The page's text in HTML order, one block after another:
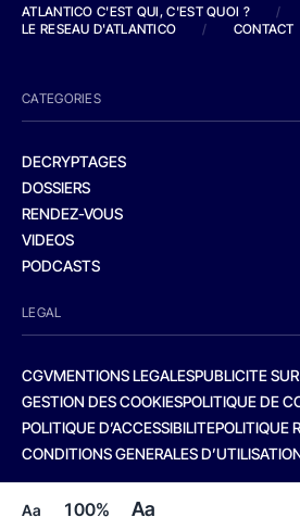
Aa 100% Aa
ATLANTICO C'EST QUI, C'EST QUOI ?
/
LE RESEAU D'ATLANTICO
/ CONTACT
CATEGORIES
DECRYPTAGES
DOSSIERS
RENDEZ-VOUS
VIDEOS
PODCASTS
LEGAL
CGVMENTIONS LEGALESPUBLICITE
GESTION DES COOKIESPOLITIQUE DE
POLITIQUE D’ACCESSIBILITEPOLITIQUE
CONDITIONS GENERALES